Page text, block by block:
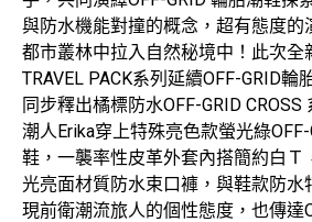
與防水機能對撞的概念，超有態度的
都市叢林中拉入自然秘境中！此次全
TRAVEL PACK系列延續OFF-GRID輪
同步釋出橘標防水OFF-GRID
潮人Erika穿上特殊亮色款螢光綠OFF-
鞋，一襲率性皮革外套內搭簡約白Ｔ
光亮面材質防水束口褲，與鞋款防水
現前衛潮流旅人的個性態度，也傳達